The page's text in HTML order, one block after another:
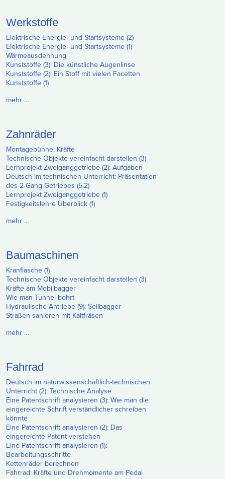
Werkstoffe
Elektrische Energie- und Startsysteme (2)
Elektrische Energie- und Startsysteme (1)
Wärmeausdehnung
Kunststoffe (3): Die künstliche Augenlinse
Kunststoffe (2): Ein Stoff mit vielen Facetten
Kunststoffe (1)
mehr …
Zahnräder
Montagebühne: Kräfte
Technische Objekte vereinfacht darstellen (3)
Lernprojekt Zweiganggetriebe (2): Aufgaben
Deutsch im technischen Unterricht: Präsentation
des 2-Gang-Getriebes (5.2)
Lernprojekt Zweiganggetriebe (1)
Festigkeitslehre Überblick (1)
mehr …
Baumaschinen
Kranflasche (1)
Technische Objekte vereinfacht darstellen (3)
Kräfte am Mobilbagger
Wie man Tunnel bohrt
Hydraulische Antriebe (9): Seilbagger
Straßen sanieren mit Kaltfräsen
mehr …
Fahrrad
Deutsch im naturwissenschaftlich-technischen
Unterricht (2): Technische Analyse
Eine Patentschrift analysieren (3): Wie man die
eingereichte Schrift verständlicher schreiben
könnte
Eine Patentschrift analysieren (2): Das
eingereichte Patent verstehen
Eine Patentschrift analysieren (1):
Bearbeitungsschritte
Kettenräder berechnen
Fahrrad: Kräfte und Drehmomente am Pedal